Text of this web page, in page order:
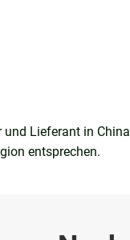
Lieferant in
entsprechen.